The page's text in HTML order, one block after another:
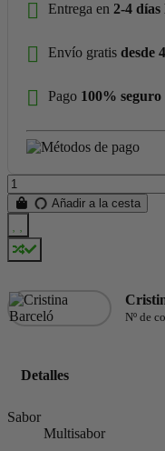
Entrega en 2-4
Envío gratis desde
Pago 100% seguro
Añadir a la cesta
Nº de
Detalles
Sabor
Multisabor